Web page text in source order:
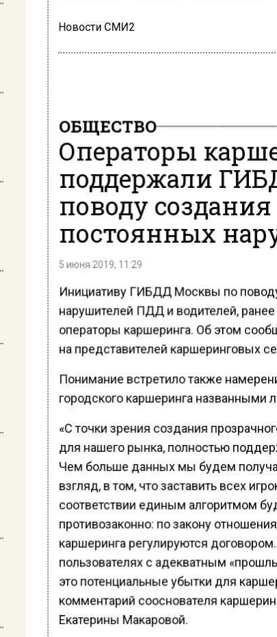
Новости СМИ2
ОБЩЕСТВО
Операторы
поддержали
поводу
постоянных
5 июня 2019, 11:29
Инициативу ГИБДД Москвы по
нарушителей ПДД и водителей,
операторы каршеринга. Об этом
на представителей каршеринговых
Понимание встретило также
городского каршеринга названными
«С точки зрения создания
для нашего рынка, полностью
Чем больше данных мы будем
взгляд, в том, что заставить всех
соответствии единым алгоритмом
противозаконно: по закону
каршеринга регулируются
пользователях с адекватным
это потенциальные убытки для
комментарий сооснователя
Екатерины Макаровой.